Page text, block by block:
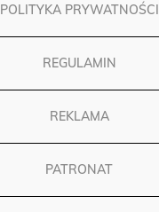
POLITYKA PRYWATNOŚCI
REGULAMIN
REKLAMA
PATRONAT